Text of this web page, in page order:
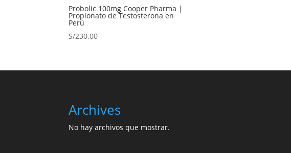
Probolic 100mg Cooper Pharma |
Propionato de Testosterona en
Perú
S/230.00
Archives
No hay archivos que mostrar.